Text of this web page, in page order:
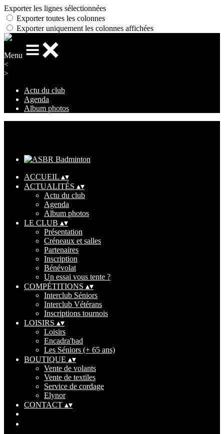
Exporter les lignes sélectionnées
Exporter toutes les colonnes
Exporter uniquement les colonnes affichées
Menu
<
>
Actu du club
Agenda
Album photos
ACCUEIL ▴▾
ACTUALITÉS ▴▾
Actu du club
Agenda
Album photos
LE CLUB ▴▾
Présentation
Créneaux et salles
Partenaires
Inscription
Bénévolat
Un essai vous tente ?
COMPÉTITIONS ▴▾
Interclub Séniors
Interclub Vétérans
Inscriptions tournois
LOISIRS ▴▾
Loisirs
Encadra'bad
Les Séniors (+ 65 ans)
BOUTIQUE ▴▾
Vente de volants
Vente de textiles
Service de cordage
Elynor
CONTACT ▴▾